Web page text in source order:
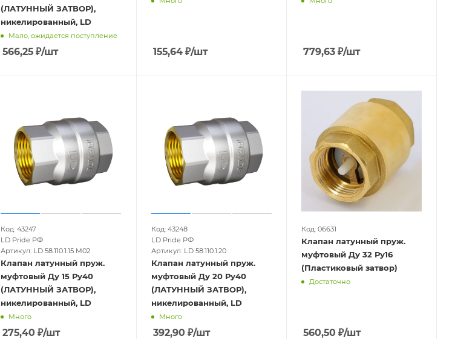
(ЛАТУННЫЙ ЗАТВОР),
никелированный, LD
Мало, ожидается поступление
566,25 ₽/шт 155,64₽/шт 779,63₽/шт
Код: 43247
LD Pride РФ
Артикул: LD 58.110.1.15 M02
Клапан латунный пруж.
муфтовый Ду 15 Ру40
(ЛАТУННЫЙ ЗАТВОР),
никелированный, LD
Много
275,40 ₽/шт
Код: 43248
LD Pride РФ
Артикул: LD 58.110.1.20
Клапан латунный пруж.
муфтовый Ду 20 Ру40
(ЛАТУННЫЙ ЗАТВОР),
никелированный, LD
Много
392,90 ₽/шт
Код: 06631
Клапан латунный пруж.
муфтовый Ду 32 Ру16
(Пластиковый затвор)
Достаточно
560,50 ₽/шт